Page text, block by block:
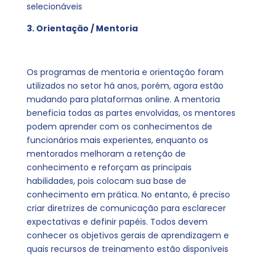
selecionáveis
3. Orientação / Mentoria
Os programas de mentoria e orientação foram
utilizados no setor há anos, porém, agora estão
mudando para plataformas online. A mentoria
beneficia todas as partes envolvidas, os mentores
podem aprender com os conhecimentos de
funcionários mais experientes, enquanto os
mentorados melhoram a retenção de
conhecimento e reforçam as principais
habilidades, pois colocam sua base de
conhecimento em prática. No entanto, é preciso
criar diretrizes de comunicação para esclarecer
expectativas e definir papéis. Todos devem
conhecer os objetivos gerais de aprendizagem e
quais recursos de treinamento estão disponíveis